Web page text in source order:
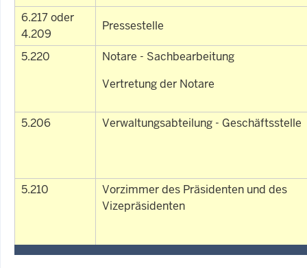
6.217 oder
4.209
Pressestelle
5.220
Notare - Sachbearbeitung
Vertretung der Notare
5.206 Verwaltungsabteilung - Geschäftsstelle
5.210
Vorzimmer des Präsidenten und des
Vizepräsidenten